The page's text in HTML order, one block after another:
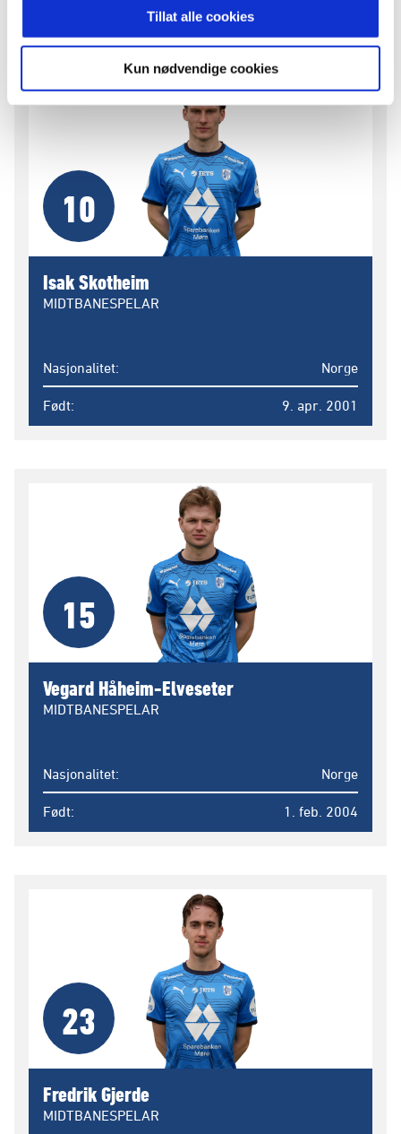
Tillat alle cookies
Kun nødvendige cookies
10
Isak Skotheim
MIDTBANESPELAR
Nasjonalitet Norge
Født 9. apr. 2001
15
Vegard Håheim-Elveseter
MIDTBANESPELAR
Nasjonalitet Norge
Født 1. feb. 2004
23
Fredrik Gjerde
MIDTBANESPELAR